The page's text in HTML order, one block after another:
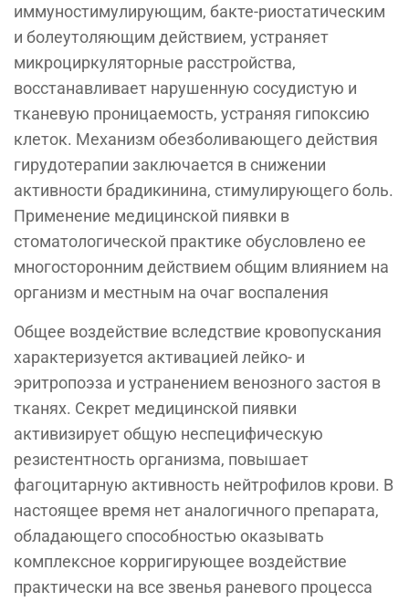
иммуностимулирующим, бакте-риостатическим
и болеутоляющим действием, устраняет
микроциркуляторные расстройства,
восстанавливает нарушенную сосудистую и
тканевую проницаемость, устраняя гипоксию
клеток. Механизм обезболивающего действия
гирудотерапии заключается в снижении
активности брадикинина, стимулирующего боль.
Применение медицинской пиявки в
стоматологической практике обусловлено ее
многосторонним действием общим влиянием на
организм и местным на очаг воспаления
Общее воздействие вследствие кровопускания
характеризуется активацией лейко- и
эритропоэза и устранением венозного застоя в
тканях. Секрет медицинской пиявки
активизирует общую неспецифическую
резистентность организма, повышает
фагоцитарную активность нейтрофилов крови. В
настоящее время нет аналогичного препарата,
обладающего способностью оказывать
комплексное корригирующее воздействие
практически на все звенья раневого процесса